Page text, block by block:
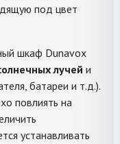
под цвет
шкаф Dunavox
лучей и
батареи и т.д.).
повлиять на
устанавливать